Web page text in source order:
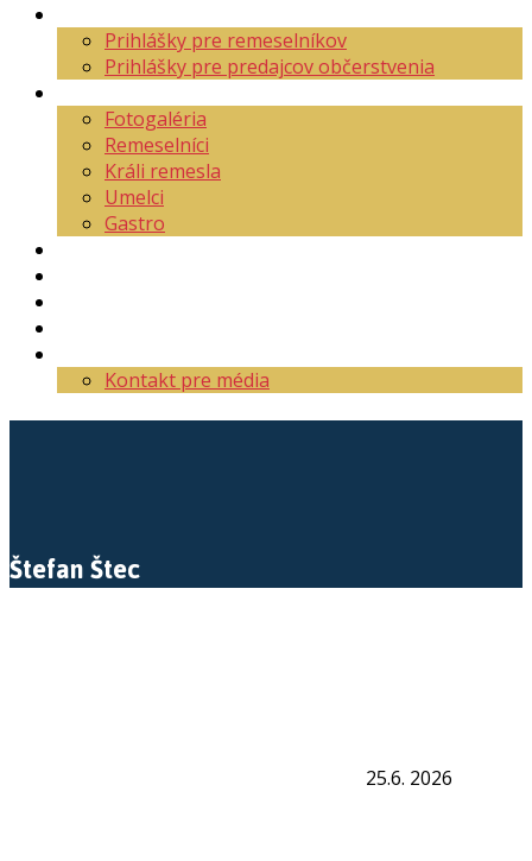
Prihlášky pre remeselníkov
Prihlášky pre predajcov občerstvenia
Fotogaléria
Remeselníci
Králi remesla
Umelci
Gastro
Kontakt pre média
Štefan Štec
25.6. 2026